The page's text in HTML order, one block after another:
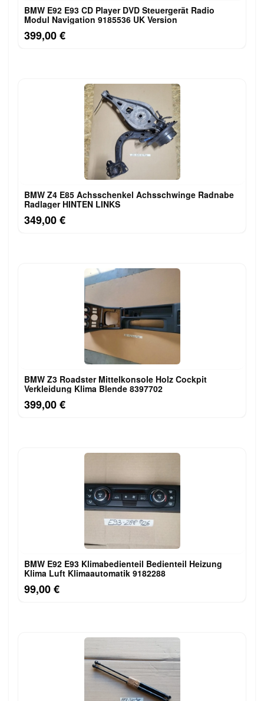
BMW E92 E93 CD Player DVD Steuergerät Radio
Modul Navigation 9185536 UK Version
399,00 €
BMW Z4 E85 Achsschenkel Achsschwinge Radnabe
Radlager HINTEN LINKS
349,00 €
BMW Z3 Roadster Mittelkonsole Holz Cockpit
Verkleidung Klima Blende 8397702
399,00 €
BMW E92 E93 Klimabedienteil Bedienteil Heizung
Klima Luft Klimaautomatik 9182288
99,00 €